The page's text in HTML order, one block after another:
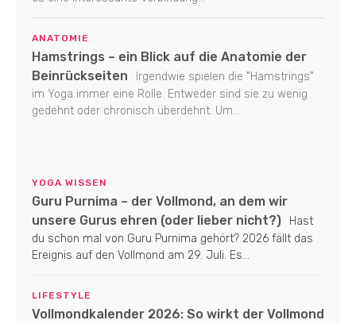
ANATOMIE
Hamstrings – ein Blick auf die Anatomie der
Beinrückseiten
Irgendwie spielen die "Hamstrings"
im Yoga immer eine Rolle. Entweder sind sie zu wenig
gedehnt oder chronisch überdehnt. Um...
YOGA WISSEN
Guru Purnima – der Vollmond, an dem wir
unsere Gurus ehren (oder lieber nicht?)
Hast
du schon mal von Guru Purnima gehört? 2026 fällt das
Ereignis auf den Vollmond am 29. Juli. Es...
LIFESTYLE
Vollmondkalender 2026: So wirkt der Vollmond